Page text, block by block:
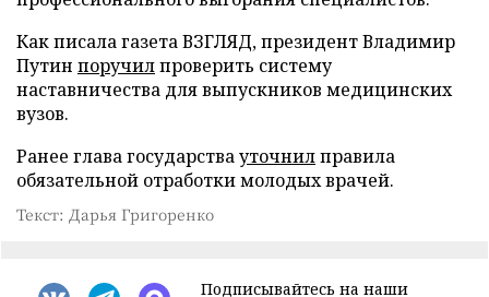
Как писала газета ВЗГЛЯД, президент Владимир
Путин поручилпроверить систему
наставничества для выпускников медицинских
вузов.
Ранее глава государствауточнилправила
обязательной отработки молодых врачей.
Текст: Дарья Григоренко
Подписывайтесь на наши